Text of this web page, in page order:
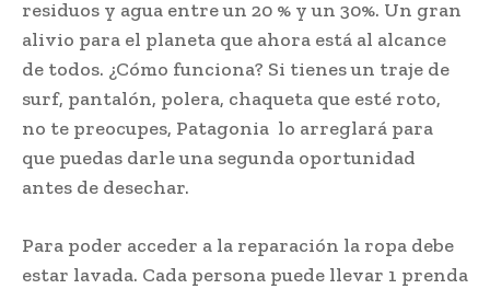
residuos y agua entre un 20 % y un 30%. Un gran
alivio para el planeta que ahora está al alcance
de todos. ¿Cómo funciona? Si tienes un traje de
surf, pantalón, polera, chaqueta que esté roto,
no te preocupes, Patagonia lo arreglará para
que puedas darle una segunda oportunidad
antes de desechar.
Para poder acceder a la reparación la ropa debe
estar lavada. Cada persona puede llevar 1 prenda